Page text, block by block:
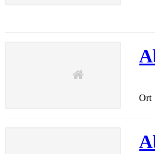
Ort